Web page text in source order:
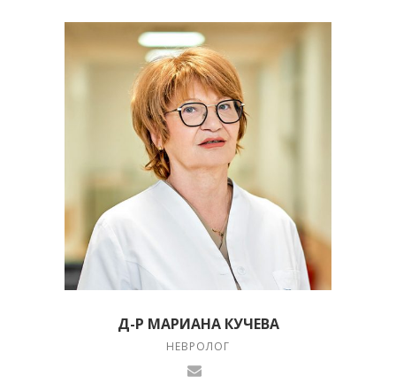
Д-Р МАРИАНА КУЧЕВА
НЕВРОЛОГ